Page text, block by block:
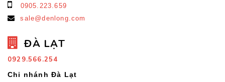
0905.223.659
sale@denlong.com
ĐÀ LẠT
0929.566.254
Chi nhánh Đà Lạt